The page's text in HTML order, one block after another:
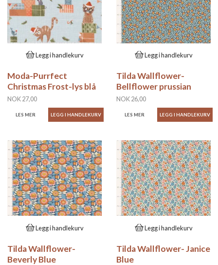
Legg i handlekurv
Moda-Purrfect
Christmas Frost-lys blå
NOK 27,00
LES MER
Legg i handlekurv
Tilda Wallflower-
Bellflower prussian
NOK 26,00
LES MER
Legg i handlekurv
Tilda Wallflower-
Beverly Blue
Legg i handlekurv
Tilda Wallflower- Janice
Blue